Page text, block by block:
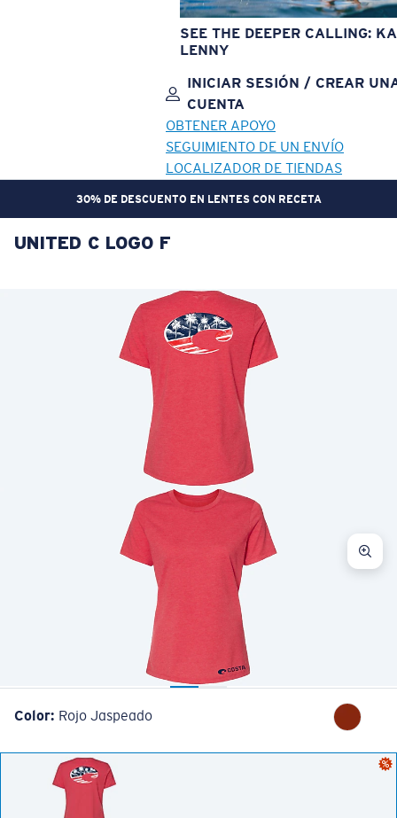
SEE THE DEEPER CALLING:
LENNY
INICIAR SESIÓN / CREAR
CUENTA
OBTENER APOYO
SEGUIMIENTO DE UN ENVÍO
LOCALIZADOR DE TIENDAS
30% DE DESCUENTO EN LENTES CON RECETA
OBJETIVO ACTUALIZADO
Precio:
Cantidad:
Precio:
Sin cargo
Cantidad:
UNITED C LOGO F
Color: Rojo Jaspeado